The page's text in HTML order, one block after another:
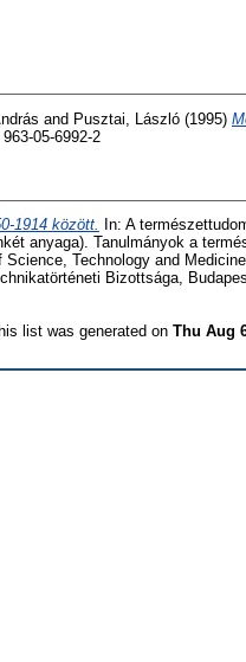
and Pusztai, László (1995)
05-6992-2
1914 között.
In: A
anyaga). Tanulmányok a
Technology and
Bizottsága,
list was generated on Thu Aug